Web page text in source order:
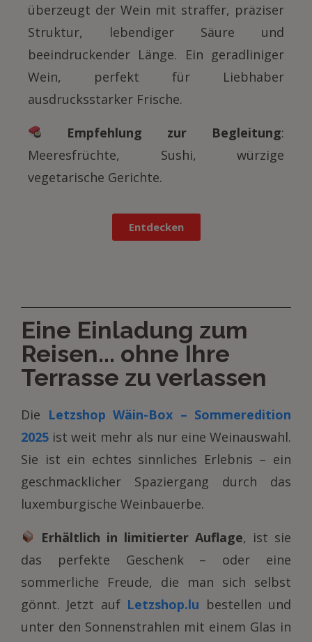
überzeugt der Wein mit straffer, präziser
Struktur, lebendiger Säure und
beeindruckender Länge. Ein geradliniger
Wein, perfekt für Liebhaber
ausdrucksstarker Frische.
Empfehlung zur Begleitung:
Meeresfrüchte, Sushi, würzige
vegetarische Gerichte.
Entdecken
Eine Einladung zum
Reisen... ohne Ihre
Terrasse zu verlassen
Die Letzshop Wäin-Box – Sommeredition
2025 ist weit mehr als nur eine Weinauswahl.
Sie ist ein echtes sinnliches Erlebnis – ein
geschmacklicher Spaziergang durch das
luxemburgische Weinbauerbe.
Erhältlich in limitierter Auflage, ist sie
das perfekte Geschenk – oder eine
sommerliche Freude, die man sich selbst
gönnt. Jetzt auf Letzshop.lu bestellen und
unter den Sonnenstrahlen mit einem Glas in